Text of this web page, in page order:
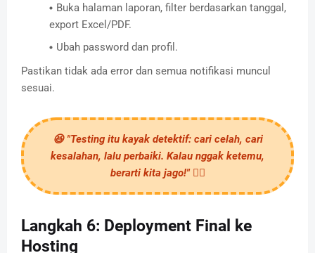
Buka halaman laporan, filter berdasarkan tanggal,
export Excel/PDF.
Ubah password dan profil.
Pastikan tidak ada error dan semua notifikasi muncul
sesuai.
😆 "Testing itu kayak detektif: cari celah, cari
kesalahan, lalu perbaiki. Kalau nggak ketemu,
berarti kita jago!" 🕵️‍♂️
Langkah 6: Deployment Final ke
Hosting